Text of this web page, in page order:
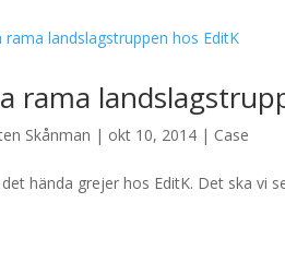
rama
Skånman | okt 10, 2014 | Case
hända grejer hos EditK. Det ska vi